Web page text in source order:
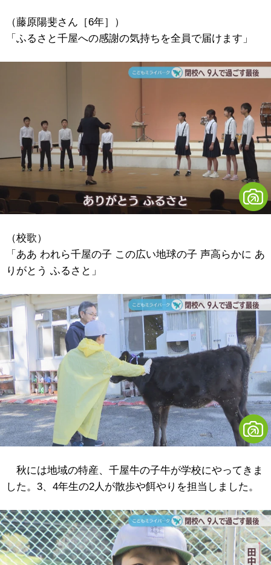
（藤原陽斐さん［6年］）
「ふるさと千屋への感謝の気持ちを全員で届けます」
（校歌）
「ああ われら千屋の子 この広い地球の子 声高らかに あ
りがとう ふるさと」
秋には地域の特産、千屋牛の子牛が学校にやってきま
した。3、4年生の2人が散歩や餌やりを担当しました。